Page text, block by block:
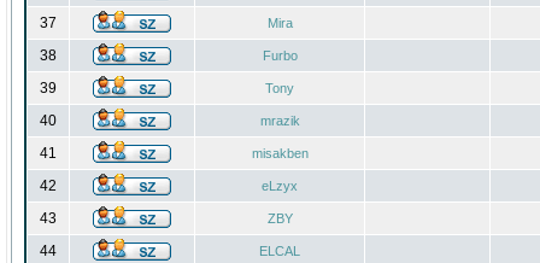
37 Mira
38 Furbo
39 Tony
40 mrazik
41 misakben
42 eLzyx
43 ZBY
44 ELCAL